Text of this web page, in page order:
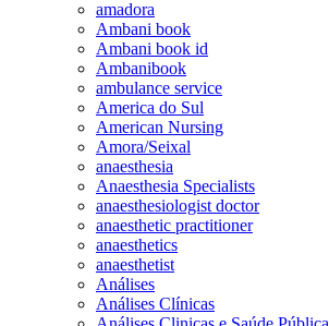
amadora
Ambani book
Ambani book id
Ambanibook
ambulance service
America do Sul
American Nursing
Amora/Seixal
anaesthesia
Anaesthesia Specialists
anaesthesiologist doctor
anaesthetic practitioner
anaesthetics
anaesthetist
Análises
Análises Clínicas